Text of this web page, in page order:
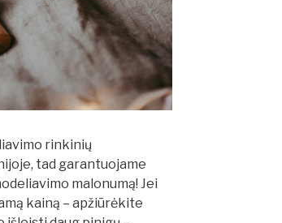
rinkinių
tad garantuojame
malonumą! Jei
kainą – apžiūrėkite